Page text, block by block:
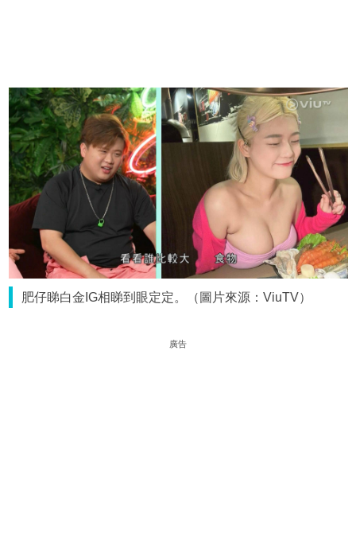
肥仔睇白金IG相睇到眼定定。（圖片來源：ViuTV）
廣告